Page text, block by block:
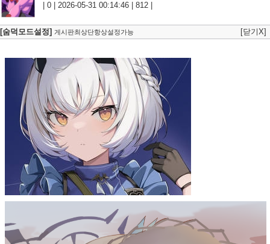
| 0 | 2026-05-31 00:14:46 | 812 |
[숨덕모드설정] 게시판최상단항상설정가능 [닫기X]